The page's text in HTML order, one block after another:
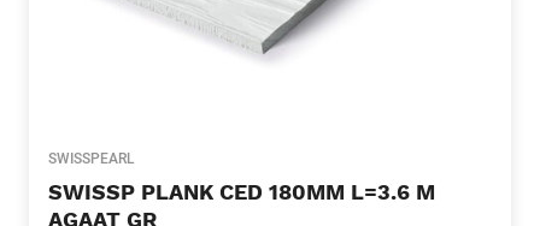
SWISSPEARL
SWISSP PLANK CED 180MM L=3.6 M
AGAAT GR